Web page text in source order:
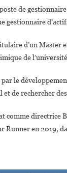
de
gestionnaire
d’un Master
de
par le
et de rechercher
comme directrice
Runner en 2019,